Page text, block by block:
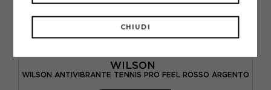
WILSON
WILSON ANTIVIBRANTE TENNIS PRO FEEL ROSSO ARGENTO
CHIUDI